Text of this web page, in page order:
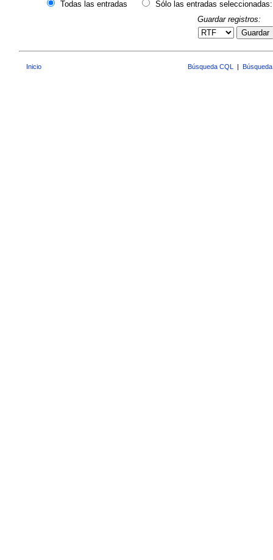
Todas las entradas
Sólo las entradas seleccionadas:
Guardar registros:
Guardar
Inicio Búsqueda CQL